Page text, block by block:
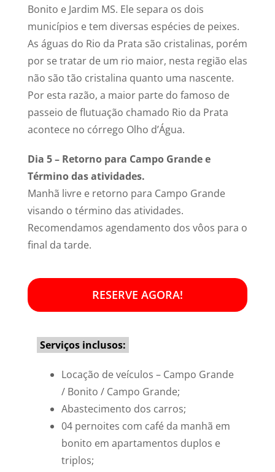
Bonito e Jardim MS. Ele separa os dois
municípios e tem diversas espécies de peixes.
As águas do Rio da Prata são cristalinas, porém
por se tratar de um rio maior, nesta região elas
não são tão cristalina quanto uma nascente.
Por esta razão, a maior parte do famoso de
passeio de flutuação chamado Rio da Prata
acontece no córrego Olho d’Água.
Dia 5 – Retorno para Campo Grande e
Término das atividades.
Manhã livre e retorno para Campo Grande
visando o término das atividades.
Recomendamos agendamento dos vôos para o
final da tarde.
Serviços inclusos:
Locação de veículos – Campo Grande
/ Bonito / Campo Grande;
Abastecimento dos carros;
04 pernoites com café da manhã em
bonito em apartamentos duplos e
triplos;
RESERVE AGORA!